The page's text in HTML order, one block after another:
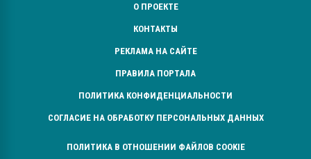
О ПРОЕКТЕ
КОНТАКТЫ
РЕКЛАМА НА САЙТЕ
ПРАВИЛА ПОРТАЛА
ПОЛИТИКА КОНФИДЕНЦИАЛЬНОСТИ
СОГЛАСИЕ НА ОБРАБОТКУ ПЕРСОНАЛЬНЫХ ДАННЫХ
ПОЛИТИКА В ОТНОШЕНИИ ФАЙЛОВ COOKIE